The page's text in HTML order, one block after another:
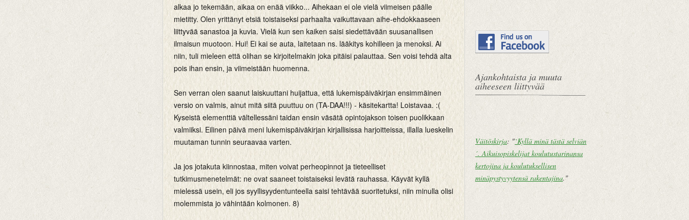
alkaa jo tekemään, aikaa on enää viikko... Aihekaan ei ole vielä viimeisen päälle
mietitty. Olen yrittänyt etsiä toistaiseksi parhaalta vaikuttavaan aihe-ehdokkaaseen
liittyvää sanastoa ja kuvia. Vielä kun sen kaiken saisi siedettävään suusanallisen
ilmaisun muotoon. Hui! Ei kai se auta, laitetaan ns. lääkitys kohilleen ja menoksi. Ai
niin, tuli mieleen että olihan se kirjoitelmakin joka pitäisi palauttaa. Sen voisi tehdä alta
pois ihan ensin, ja viimeistään huomenna.
Sen verran olen saanut laiskuuttani huijattua, että lukemispäiväkirjan ensimmäinen
versio on valmis, ainut mitä siitä puuttuu on (TA-DAA!!!) - käsitekartta! Loistavaa. :(
Kyseistä elementtiä vältellessäni taidan ensin väsätä opintojakson toisen puolikkaan
valmiiksi. Eilinen päivä meni lukemispäiväkirjan kirjallisissa harjoitteissa, illalla lueskelin
muutaman tunnin seuraavaa varten.
Ja jos jotakuta kiinnostaa, miten voivat perheopinnot ja tieteelliset
tutkimusmenetelmät: ne ovat saaneet toistaiseksi levätä rauhassa. Käyvät kyllä
mielessä usein, eli jos syyllisyydentunteella saisi tehtävää suoritetuksi, niin minulla olisi
molemmista jo vähintään kolmonen. 8)
Ajankohtaista ja muuta
aiheeseen liittyvää
Väitöskirja: "`Kyllä minä tästä selviän
´. Aikuisopiskelijat koulutustarinansa
kertojina ja koulutuksellisen
minäpystyvyytensä rakentajina."